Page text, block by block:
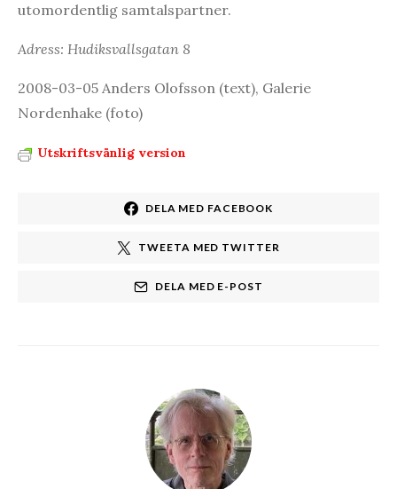
utomordentlig samtalspartner.
Adress: Hudiksvallsgatan 8
2008-03-05 Anders Olofsson (text), Galerie
Nordenhake (foto)
Utskriftsvänlig version
DELA MED FACEBOOK
TWEETA MED TWITTER
DELA MED E-POST